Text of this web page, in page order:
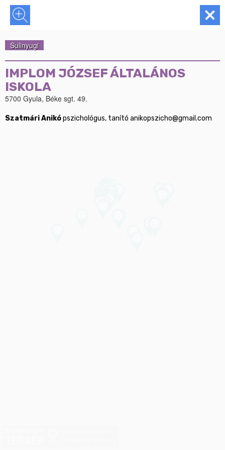
Sulinyugi
IMPLOM JÓZSEF ÁLTALÁNOS
ISKOLA
5700 Gyula, Béke sgt. 49.
Szatmári Anikó pszichológus, tanító anikopszicho@gmail.com